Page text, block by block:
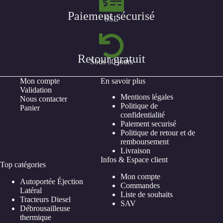
Paiement sécurisé
SSL
Retour gratuit
Sous 30 jours
Mon compte
Validation
Nous contacter
Panier
En savoir plus
Mentions légales
Politique de
confidentialité
Paiement securisé
Politique de retour et de
remboursement
Livraison
Top catégories
Autoportée Éjection
Latéral
Tracteurs Diesel
Débrousailleuse
thermique
Infos & Espace client
Mon compte
Commandes
Liste de souhaits
SAV